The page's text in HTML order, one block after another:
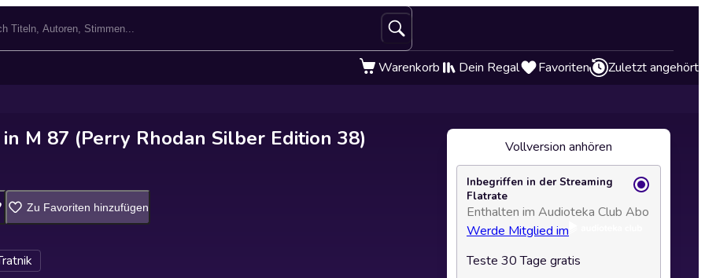
Warenkorb Dein Regal Favoriten Zuletzt angehört
M 87 (Perry Rhodan Silber Edition 38)
Zu Favoriten hinzufügen
Vollversion anhören
Inbegriffen in der Streaming
Flatrate
Enthalten im Audioteka Club Abo
Werde Mitglied im
Teste 30 Tage gratis